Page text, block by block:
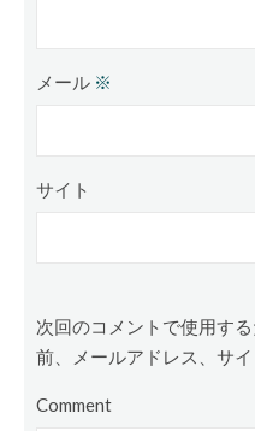
メール ※
サイト
次回のコメントで使用す
前、メールアドレス、サイ
Comment